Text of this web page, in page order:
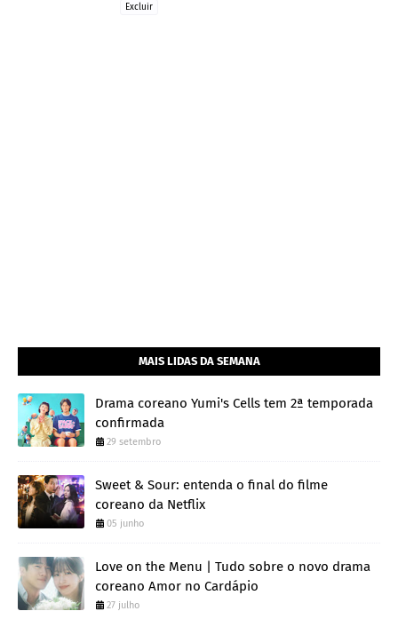
Excluir
MAIS LIDAS DA SEMANA
Drama coreano Yumi's Cells tem 2ª temporada
confirmada
29 setembro
Sweet & Sour: entenda o final do filme
coreano da Netflix
05 junho
Love on the Menu | Tudo sobre o novo drama
coreano Amor no Cardápio
27 julho